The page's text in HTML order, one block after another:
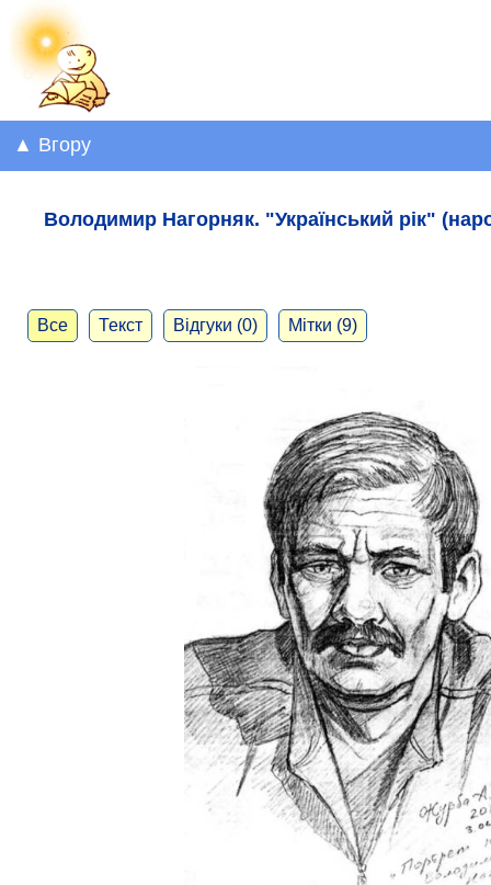
▲ Вгору
Володимир Нагорняк. "Український рік"
Все Текст Відгуки (0) Мітки (9)